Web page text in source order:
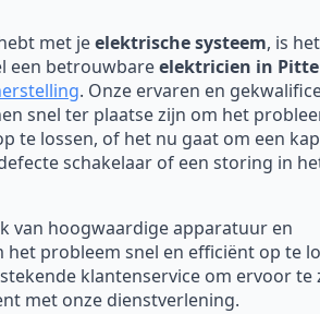
met jeelektrische systeem, is het
een betrouwbareelektricien in
. Onze ervaren en
snel ter plaatse zijn om het
te lossen, of het nu gaat om een
schakelaar of een storing in
van hoogwaardige apparatuur en
probleem snel en efficiënt op te
klantenservice om ervoor te
met onze dienstverlening.